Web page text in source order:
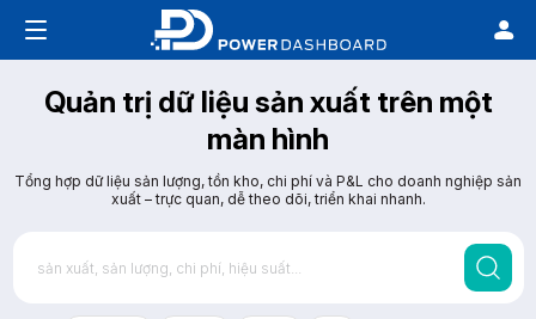
Quản trị dữ liệu sản xuất trên một
màn hình
Tổng hợp dữ liệu sản lượng, tồn kho, chi phí và P&L cho doanh nghiệp sản
xuất – trực quan, dễ theo dõi, triển khai nhanh.